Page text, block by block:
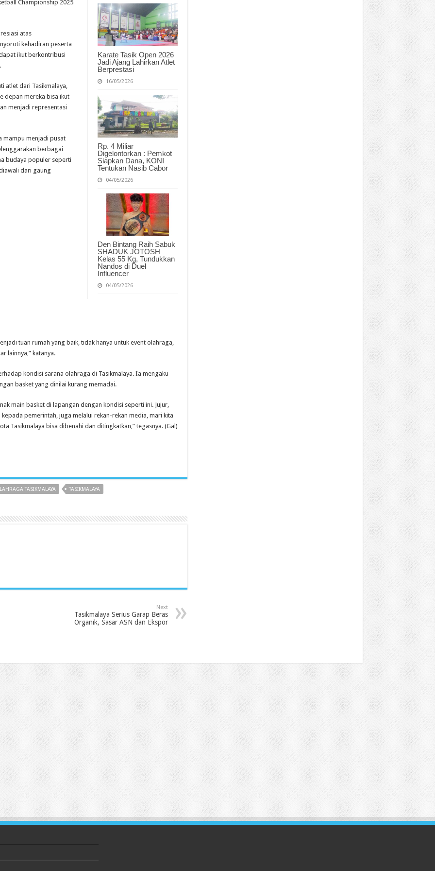
Sarana
Karate Tasik Open 2026
Jadi Ajang Lahirkan Atlet
Berprestasi
16/05/2026
Rp. 4 Miliar
Digelontorkan : Pemkot
Siapkan Dana, KONI
Tentukan Nasib Cabor
04/05/2026
Den Bintang Raih Sabuk
SHADUK JOTOSH
Kelas 55 Kg, Tundukkan
Nandos di Duel
Influencer
04/05/2026
Championship 2025
atas
kehadiran peserta
ikut berkontribusi
atlet dari Tasikmalaya,
depan mereka bisa ikut
menjadi representasi
mampu menjadi pusat
berbagai
budaya populer seperti
dari gaung
tuan rumah yang baik, tidak hanya untuk event olahraga,
lainnya,” katanya.
kondisi sarana olahraga di Tasikmalaya. Ia mengaku
basket yang dinilai kurang memadai.
main basket di lapangan dengan kondisi seperti ini. Jujur,
pemerintah, juga melalui rekan-rekan media, mari kita
Tasikmalaya bisa dibenahi dan ditingkatkan,” tegasnya. (Gal)
TASIKMALAYA TASIKMALAYA
Next
Tasikmalaya Serius Garap Beras
Organik, Sasar ASN dan Ekspor